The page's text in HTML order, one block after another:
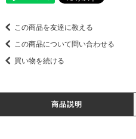
この商品を友達に教える
この商品について問い合わせる
買い物を続ける
商品説明